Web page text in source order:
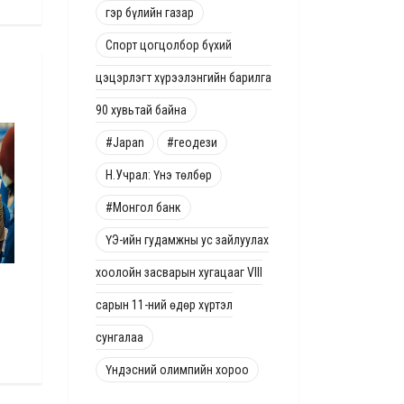
НИЙГЭМ
Зөвшөөрөлгүй байршуулсан хаяг,
самбаруудыг ирэх сараас буулгана
4 жилийн өмнө
гэр бүлийн газар
Спорт цогцолбор бүхий
цэцэрлэгт хүрээлэнгийн барилга
90 хувьтай байна
#Japan #геодези
Н.Учрал: Үнэ төлбөр
#Монгол банк
ҮЭ-ийн гудамжны ус зайлуулах
хоолойн засварын хугацааг VIII
сарын 11-ний өдөр хүртэл
сунгалаа
Үндэсний олимпийн хороо